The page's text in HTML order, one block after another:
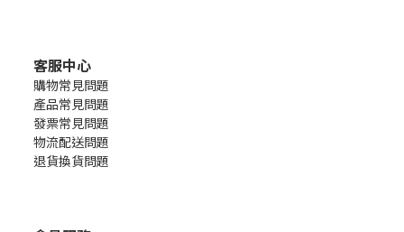
客服中心
購物常見問題
產品常見問題
發票常見問題
物流配送問題
退貨換貨問題